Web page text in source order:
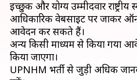
इच्छुक और योग्य उम्मीदवार राष्ट्रीय
आधिकारिक वेबसाइट पर जाकर
आवेदन कर सकते हैं।
अन्य किसी माध्यम से किया गया
किया जाएगा।
UPNHM भर्ती से जुड़ी अधिक